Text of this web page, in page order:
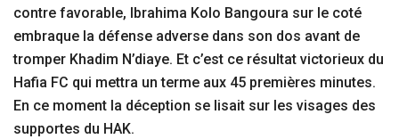
contre favorable, Ibrahima Kolo Bangoura sur le coté
embraque la défense adverse dans son dos avant de
tromper Khadim N’diaye. Et c’est ce résultat victorieux du
Hafia FC qui mettra un terme aux 45 premières minutes.
En ce moment la déception se lisait sur les visages des
supportes du HAK.